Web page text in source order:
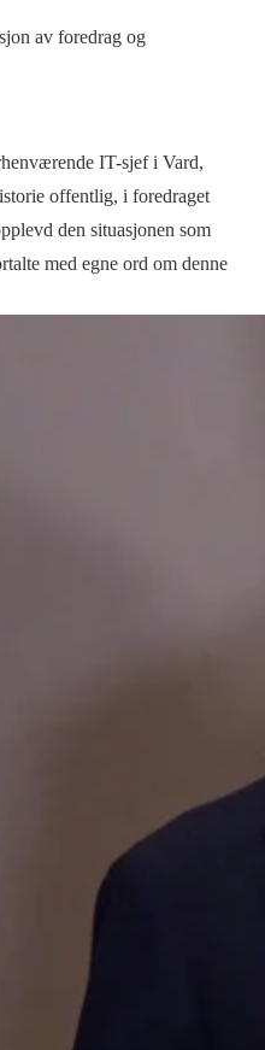
av foredrag og
IT-sjef i Vard,
offentlig, i foredraget
den situasjonen som
med egne ord om denne